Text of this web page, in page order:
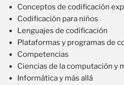
Conceptos de codificación
Codificación para niños
Lenguajes de codificación
Plataformas y programas de
Competencias
Ciencias de la computación y
Informática y más allá